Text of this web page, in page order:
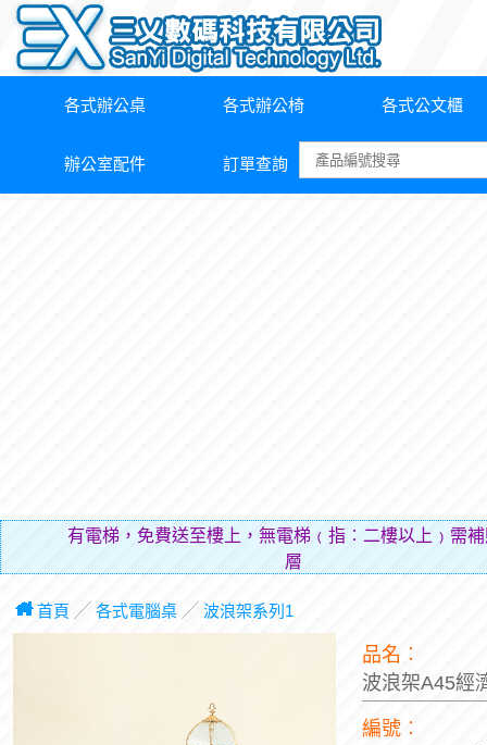
各式辦公桌 各式辦公椅 各式公文櫃
辦公室配件 訂單查詢
有電梯，免費送至樓上，無電梯﹙指︰二樓以上﹚需
層費用（
首頁 ╱ 各式電腦桌╱ 波浪架系列1
品名︰
波浪架A45經
編號︰